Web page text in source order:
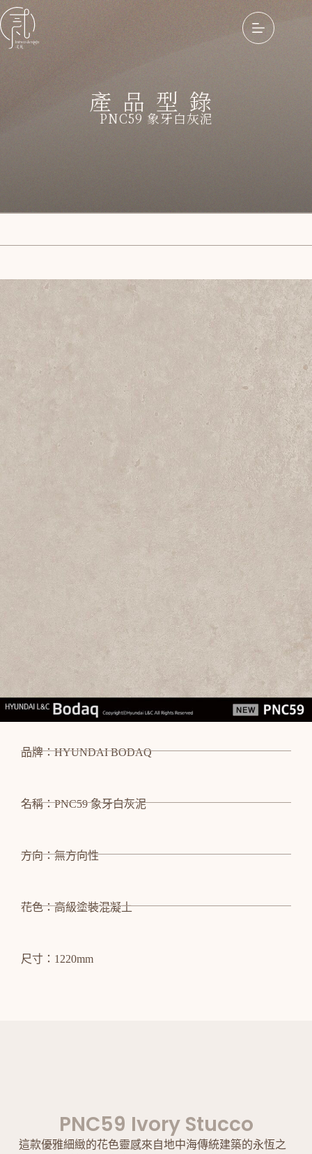
產品型錄
PNC59 象牙白灰泥
品牌：HYUNDAI BODAQ
名稱：PNC59 象牙白灰泥
方向：無方向性
花色：高級塗裝混凝土
尺寸：1220mm
PNC59 Ivory Stucco
這款優雅細緻的花色靈感來自地中海傳統建築的永恆之